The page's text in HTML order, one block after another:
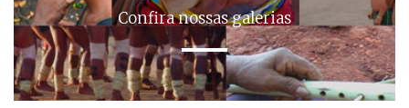
Confira nossas galerias